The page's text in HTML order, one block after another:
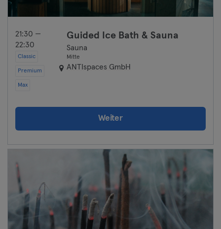
21:30 —
22:30
Classic
Premium
Max
Guided Ice Bath & Sauna
Sauna
Mitte
ANTIspaces GmbH
Weiter